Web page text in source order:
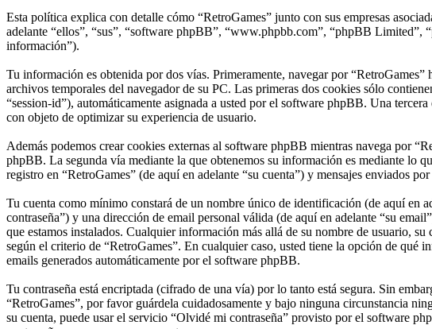
Esta política explica con detalle cómo “RetroGames” junto con sus empresas
adelante “ellos”, “sus”, “software phpBB”, “www.phpbb.com”, “phpBB Limited”,
información”).
Tu información es obtenida por dos vías. Primeramente, navegar por
archivos temporales del navegador de su PC. Las primeras dos cookies sólo
“session-id”), automáticamente asignada a usted por el software phpBB. Una
con objeto de optimizar su experiencia de usuario.
Además podemos crear cookies externas al software phpBB mientras navega por
phpBB. La segunda vía mediante la que obtenemos su información es mediante lo
registro en “RetroGames” (de aquí en adelante “su cuenta”) y mensajes enviados
Tu cuenta como mínimo constará de un nombre único de identificación (de aquí en
contraseña”) y una dirección de email personal válida (de aquí en adelante “su
que estamos instalados. Cualquier información más allá de su nombre de usuario,
según el criterio de “RetroGames”. En cualquier caso, usted tiene la opción de qué
emails generados automáticamente por el software phpBB.
Tu contraseña está encriptada (cifrado de una vía) por lo tanto está segura. Sin
“RetroGames”, por favor guárdela cuidadosamente y bajo ninguna circunstancia
su cuenta, puede usar el servicio “Olvidé mi contraseña” provisto por el software